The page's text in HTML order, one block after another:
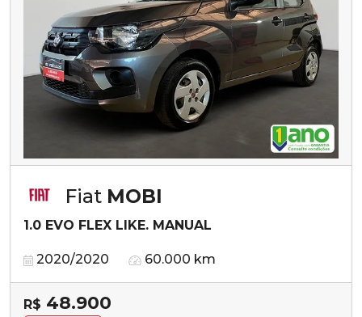
Fiat MOBI
1.0 EVO FLEX LIKE. MANUAL
2020/2020 60.000 km
R$ 48.900